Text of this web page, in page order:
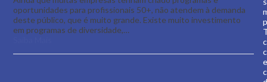
oportunidades para profissionais 50+, não atendem à demanda
deste público, que é muito grande. Existe muito investimento
em programas de diversidade,…